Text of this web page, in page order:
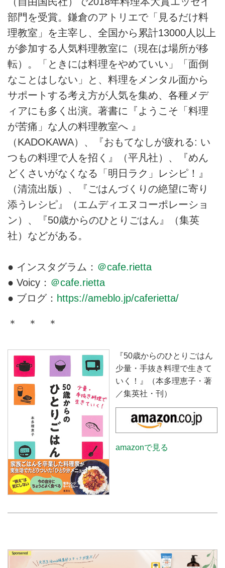
部門を受賞。鎌倉のアトリエで「見るだけ料
理教室」を主宰し、全国から累計13000人以上
が参加する人気料理教室に（現在は場所が移
転）。「ときには料理をやめていい」「面倒
なことはしない」と、料理をメンタル面から
サポートする考え方が人気を集め、各種メデ
ィアにも多く出演。著書に『ようこそ「料理
が苦痛」な人の料理教室へ 』
（KADOKAWA）、『おもてなしが疲れる: い
つもの料理で人を招く』（平凡社）、『めん
どくさいがなくなる「明日ラク」レシピ！』
（清流出版）、『ごはんづくりの絶望に寄り
添うレシピ』（エムディエヌコーポレーショ
ン）、『50歳からのひとりごはん』（集英
社）などがある。
● インスタグラム： ＠cafe.rietta
● Voicy： ＠cafe.rietta
● ブログ： https://ameblo.jp/caferietta/
＊ ＊ ＊
『50歳からのひとりごはん
少量・手抜き料理で生きて
いく！』（本多理恵子・著
／集英社・刊）
amazonで見る